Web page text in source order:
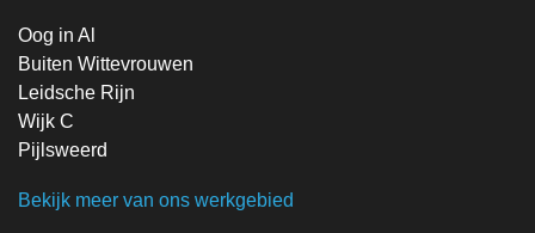
Oog in Al
Buiten Wittevrouwen
Leidsche Rijn
Wijk C
Pijlsweerd
Bekijk meer van ons werkgebied